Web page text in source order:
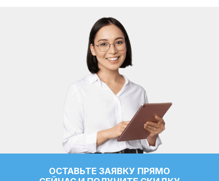
ОСТАВЬТЕ ЗАЯВКУ ПРЯМО